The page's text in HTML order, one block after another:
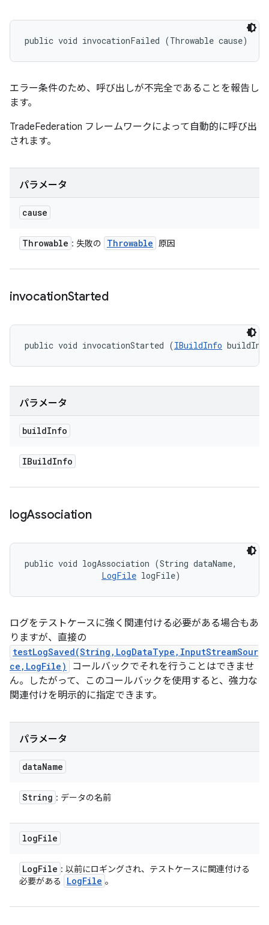
public void invocationFailed (Throwable cause)
エラー条件のため、呼び出しが不完全であることを報告し
ます。
TradeFederation フレームワークによって自動的に呼び出
されます。
パラメータ
cause
Throwable : 失敗の Throwable 原因
invocationStarted
public void invocationStarted (IBuildInfo
パラメータ
buildInfo
IBuildInfo
logAssociation
public void logAssociation (String dataName,
LogFile logFile)
ログをテストケースに強く関連付ける必要がある場合もあ
りますが、直接の
testLogSaved(String,LogDataType,InputStreamSour
ce,LogFile)
コールバックでそれを行うことはできませ
ん。したがって、このコールバックを使用すると、強力な
関連付けを明示的に指定できます。
パラメータ
dataName
String : データの名前
logFile
LogFile : 以前にロギングされ、テストケースに関連付ける
必要がある
LogFile 。